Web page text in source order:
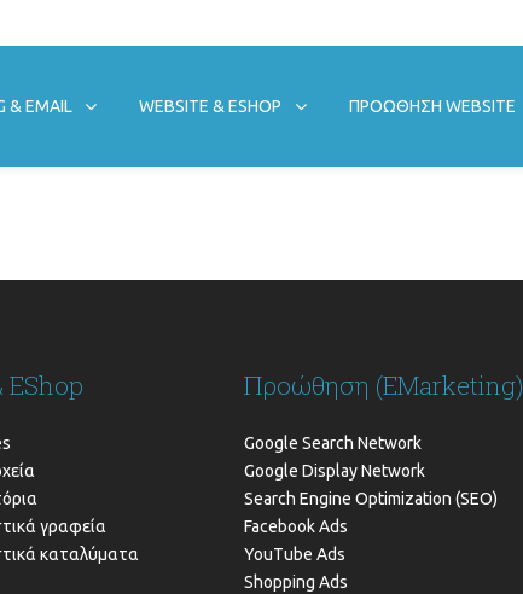
& EMAIL WEBSITE & ESHOP ΠΡΟΩΘΗΣΗ WEBSITE
EShop
γραφεία
καταλύματα
Προώθηση (EMarketing)
Google Search Network
Google Display Network
Search Engine Optimization (SEO)
Facebook Ads
YouTube Ads
Shopping Ads